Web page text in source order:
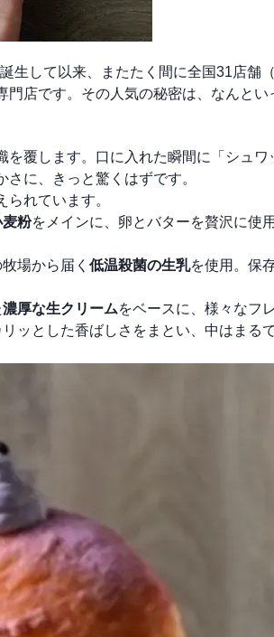
生して以来、またたく間に全国31店舗
店です。その人気の秘密は、なんとい
を覆します。口に入れた瞬間に「シュ
に、きっと驚くはずです。
れています。
粉をメインに、卵とバターを贅沢に使
場から届く 低温殺菌の生乳を使用。保
濃厚な生クリームをベースに、様々なフ
ッとした香ばしさをまとい、中はまる